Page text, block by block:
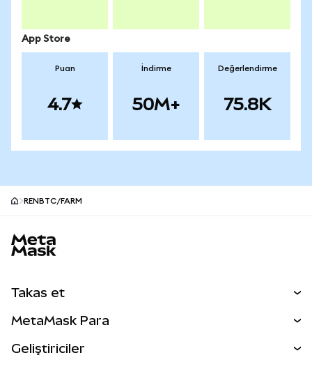
App Store
Puan
4.7
İndirme
50M+
Değerlendirme
75.8K
RENBTC/FARM
Takas et
Perps
MetaMask Para
Geliştiriciler